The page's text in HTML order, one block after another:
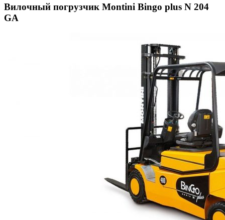
Вилочный погрузчик Montini Bingo plus N 204
GA